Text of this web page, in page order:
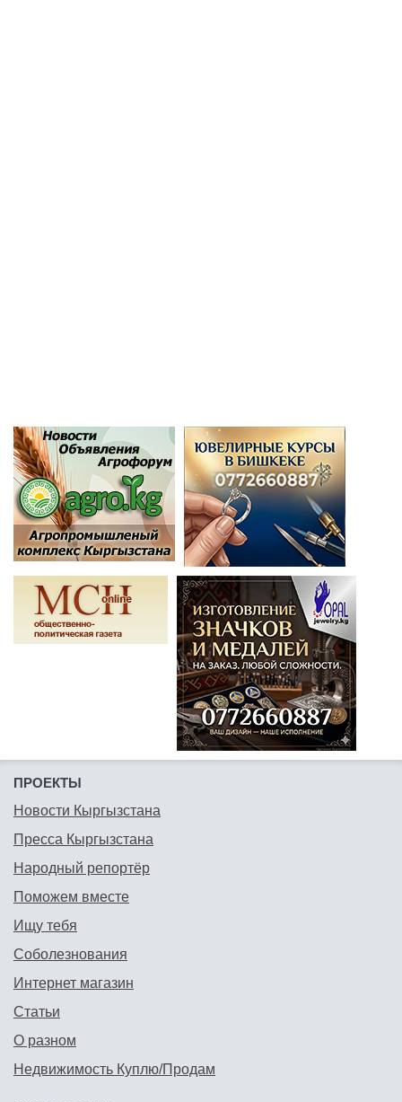
ПРОЕКТЫ
Новости Кыргызстана
Пресса Кыргызстана
Народный репортёр
Поможем вместе
Ищу тебя
Соболезнования
Интернет магазин
Статьи
О разном
Недвижимость Куплю/Продам